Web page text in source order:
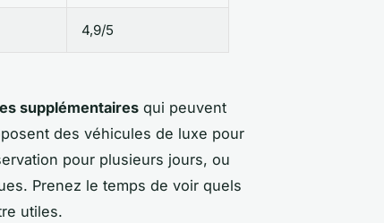
4,9/5
supplémentaires qui peuvent
des véhicules de luxe pour
pour plusieurs jours, ou
Prenez le temps de voir quels
utiles.